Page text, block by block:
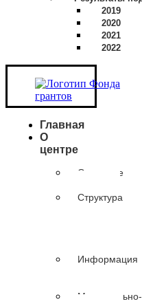
2019
2020
2021
2022
Главная
О
центре
Основные
Структура
Информация
Материально-